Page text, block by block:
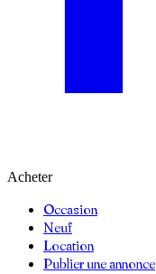
Acheter
Occasion
Neuf
Location
Publier une annonce